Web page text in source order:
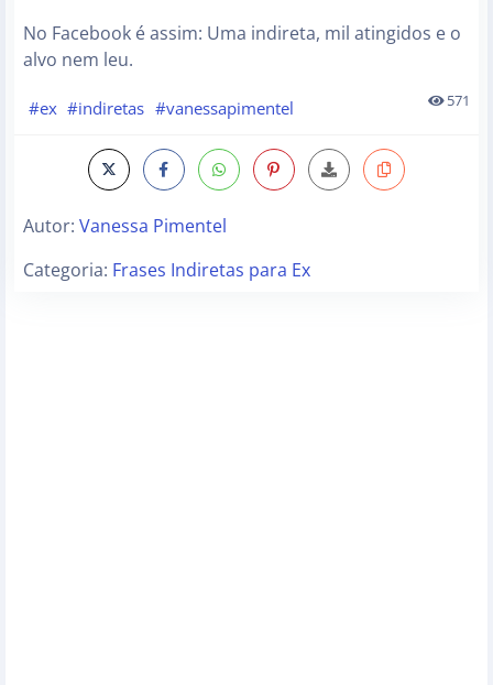
No Facebook é assim: Uma indireta, mil atingidos e o
alvo nem leu.
#ex #indiretas #vanessapimentel 571
Autor: Vanessa Pimentel
Categoria: Frases Indiretas para Ex